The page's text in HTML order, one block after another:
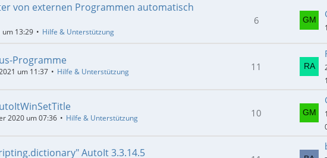
von externen Programmen automatisch
um 13:29 Hilfe & Unterstützung
6
Programme
um 11:37 Hilfe & Unterstützung 11
2020 um 07:36 Hilfe & Unterstützung 10
AutoIt 3.3.14.5